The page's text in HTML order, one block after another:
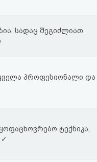
სადაც შეგიძლიათ
პროფესიონალი და
ტექნიკა,